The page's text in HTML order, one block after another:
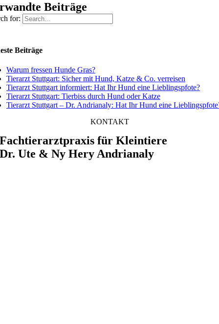
Beiträge
for:
Beiträge
Warum fressen Hunde Gras?
Tierarzt Stuttgart: Sicher mit Hund, Katze & Co. verreisen
Tierarzt Stuttgart informiert: Hat Ihr Hund eine Lieblingspfote?
Tierarzt Stuttgart: Tierbiss durch Hund oder Katze
Tierarzt Stuttgart – Dr. Andrianaly: Hat Ihr Hund eine
KONTAKT
Fachtierarztpraxis für Kleintiere
Dr. Ute & Ny Hery Andrianaly